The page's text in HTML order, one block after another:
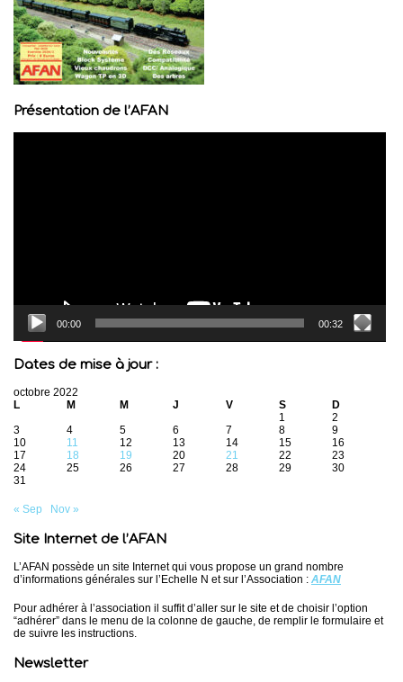
Présentation de l’AFAN
00:00 00:32
Dates de mise à jour :
octobre 2022
L
M M J V S
D
1
2
3
4 5 6 7 8
9
10
11 12 13 14 15
16
17
18 19 20 21 22
23
24
25 26 27 28 29
30
31
« Sep Nov »
Site Internet de l’AFAN
L’AFAN possède un site Internet qui vous propose un grand nombre
d’informations générales sur l’Echelle N et sur l’Association : AFAN
Pour adhérer à l’association il suffit d’aller sur le site et de choisir l’option
“adhérer” dans le menu de la colonne de gauche, de remplir le formulaire et
de suivre les instructions.
Newsletter